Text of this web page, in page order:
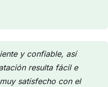
y confiable, así
resulta fácil e
satisfecho con el